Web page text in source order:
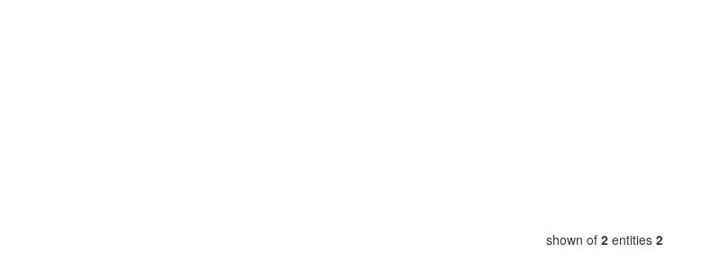
2
shown of 2 entities